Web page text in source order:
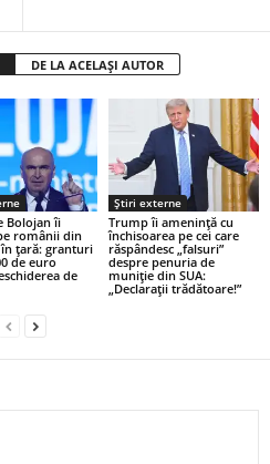
DE LA ACELAȘI AUTOR
Bolojan îi
românii din
țară: granturi
de euro
de
Știri externe
Trump îi amenință cu
închisoarea pe cei care
răspândesc „falsuri”
despre penuria de
muniție din SUA:
„Declarații trădătoare!”